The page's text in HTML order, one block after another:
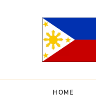
HOME